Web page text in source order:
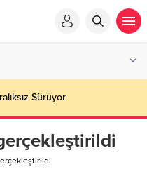
Sürüyor